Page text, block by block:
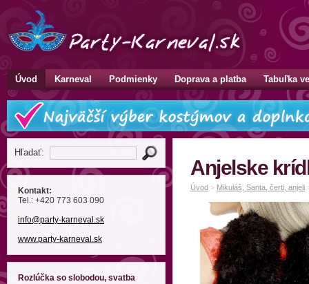
Úvod Karneval Podmienky Doprava a platba Tabuľka
Hľadať:
Kontakt:
Tel.: +420 773 603 090
info@party-karneval .sk
www.party-karneval.sk
Rozlúčka so slobodou, svatba
Anjelske
Úvod > Mikuláš, Santa, čerti, anjeli